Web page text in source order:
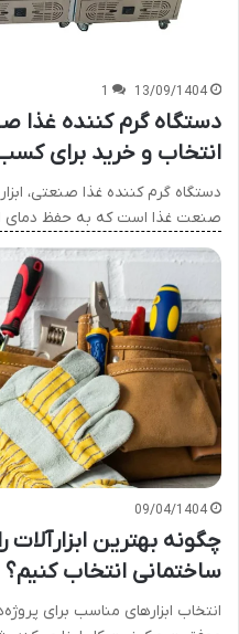
13/09/1404
1
دستگاه گرم کننده غذا
انتخاب و خرید برای
دستگاه گرم کننده غذا صنعتی،
صنعت غذا است که به حفظ دمای
09/04/1404
چگونه بهترین ابزارآلات
ساختمانی انتخاب کنیم؟
انتخاب ابزارهای مناسب برای